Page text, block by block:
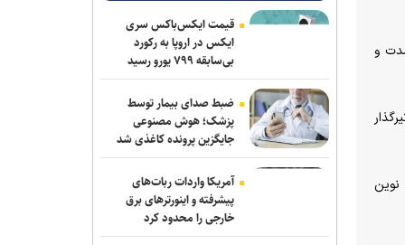
و
نوین
قیمت ایکس‌باکس سری
ایکس در اروپا به رکورد
بی‌سابقه ۷۹۹ یورو رسید
ضبط صدای بیمار توسط
پزشک؛ هوش مصنوعی
جایگزین پرونده کاغذی شد
آمریکا واردات ربات‌های
پیشرفته و اینورترهای برق
خارجی را محدود کرد